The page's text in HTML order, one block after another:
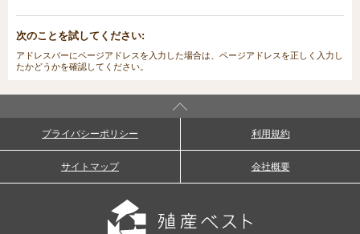
次のことを試してください:
アドレスバーにページアドレスを入力した場合は、ページアドレスを正しく入力し
たかどうかを確認してください。
プライバシーポリシー 利用規約
サイトマップ 会社概要